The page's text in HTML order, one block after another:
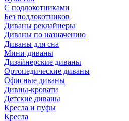
С подлокотниками
Без подлокотников
Диваны реклайнеры
Диваны по назначению
Диваны для сна
Мини-диваны
Дизайнерские диваны
Ортопедические диваны
Офисные диваны
Дивны-кровати
Детские диваны
Кресла и пуфы
Кресла